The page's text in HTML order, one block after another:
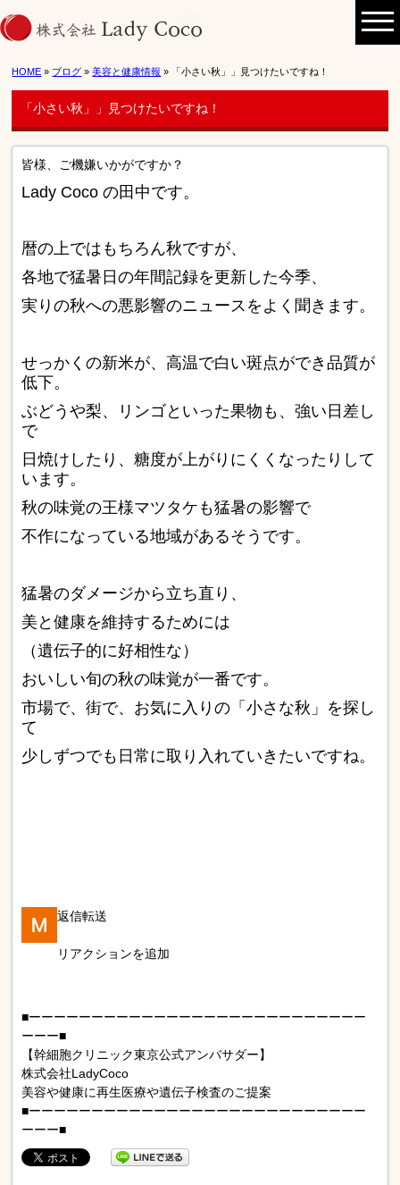
HOME » ブログ »美容と健康情報 » 「小さい秋」」見つけたいですね！
「小さい秋」」見つけたいですね！
皆様、ご機嫌いかがですか？
Lady Coco の田中です。
暦の上ではもちろん秋ですが、
各地で猛暑日の年間記録を更新した今季、
実りの秋への悪影響のニュースをよく聞きます。
せっかくの新米が、高温で白い斑点ができ品質が
低下。
ぶどうや梨、リンゴといった果物も、強い日差し
で
日焼けしたり、糖度が上がりにくくなったりして
います。
秋の味覚の王様マツタケも猛暑の影響で
不作になっている地域があるそうです。
猛暑のダメージから立ち直り、
美と健康を維持するためには
（遺伝子的に好相性な）
おいしい旬の秋の味覚が一番です。
市場で、街で、お気に入りの「小さな秋」を探し
て
少しずつでも日常に取り入れていきたいですね。
返信転送
リアクションを追加
■ーーーーーーーーーーーーーーーーーーーーーーーーーーー
ーーー■
【幹細胞クリニック東京公式アンバサダー】
株式会社LadyCoco
美容や健康に再生医療や遺伝子検査のご提案
■ーーーーーーーーーーーーーーーーーーーーーーーーーーー
ーーー■